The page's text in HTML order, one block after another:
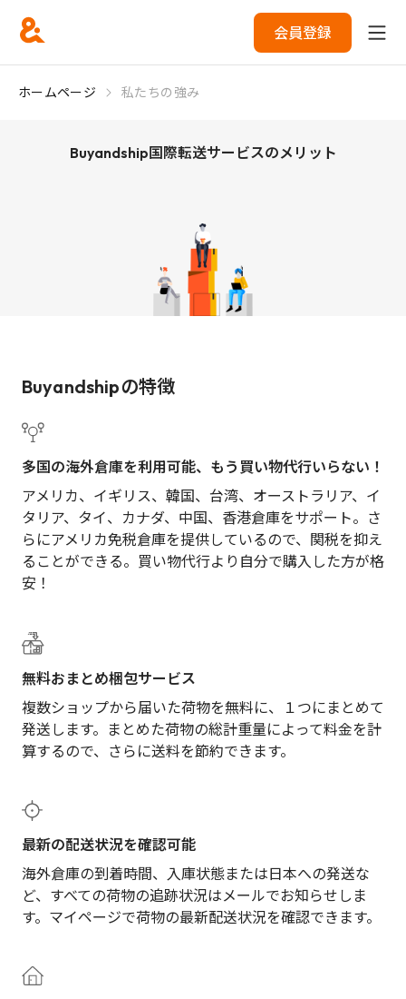
会員登録
ホームページ 私たちの強み
Buyandship国際転送サービスのメリット
Buyandshipの特徴
多国の海外倉庫を利用可能、もう買い物代行いらない！
アメリカ、イギリス、韓国、台湾、オーストラリア、イ
タリア、タイ、カナダ、中国、香港倉庫をサポート。さ
らにアメリカ免税倉庫を提供しているので、関税を抑え
ることができる。買い物代行より自分で購入した方が格
安！
無料おまとめ梱包サービス
複数ショップから届いた荷物を無料に、１つにまとめて
発送します。まとめた荷物の総計重量によって料金を計
算するので、さらに送料を節約できます。
最新の配送状況を確認可能
海外倉庫の到着時間、入庫状態または日本への発送な
ど、すべての荷物の追跡状況はメールでお知らせしま
す。マイページで荷物の最新配送状況を確認できます。